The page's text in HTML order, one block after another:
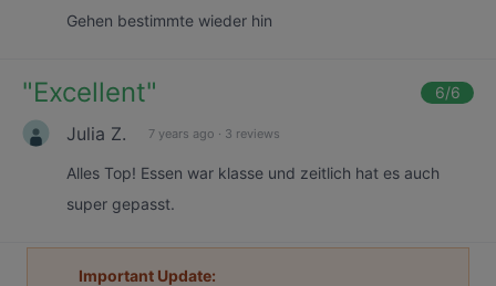
Gehen bestimmte wieder hin
"Excellent" 6/6
Julia Z. 7 years ago · 3 reviews
Alles Top! Essen war klasse und zeitlich hat es auch
super gepasst.
Important Update: